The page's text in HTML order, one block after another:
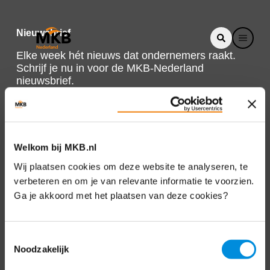
Welkom bij MKB.nl
Wij plaatsen cookies om deze website te analyseren, te
verbeteren en om je van relevante informatie te voorzien.
Ga je akkoord met het plaatsen van deze cookies?
Noodzakelijk
Nieuwsbrief
Elke week hét nieuws dat ondernemers raakt.
Schrijf je nu in voor de MKB-Nederland
nieuwsbrief.
Direct naar
Over ons
Bezuidenhoutseweg 12